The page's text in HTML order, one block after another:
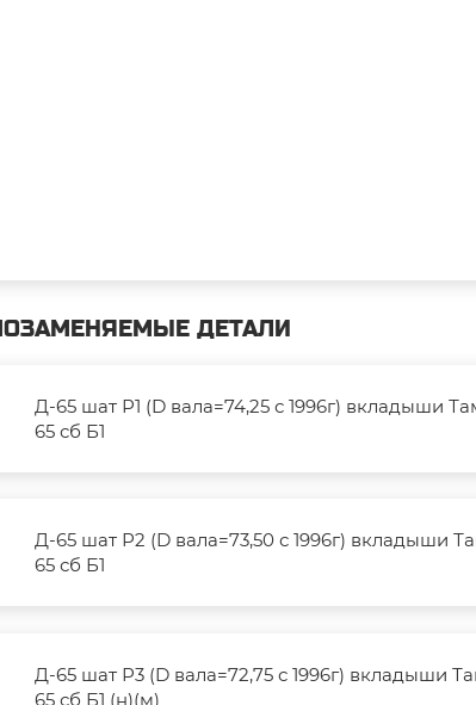
ДЕТАЛИ
Д-65 шат Р1 (D вала=74,25 с 1996г) вкладыши
65 сб Б1
Д-65 шат Р2 (D вала=73,50 с 1996г) вкладыши
65 сб Б1
Д-65 шат Р3 (D вала=72,75 с 1996г) вкладыши
65 сб Б1 (н)(м)